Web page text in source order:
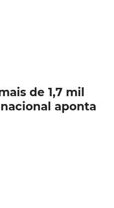
de 1,7 mil
aponta